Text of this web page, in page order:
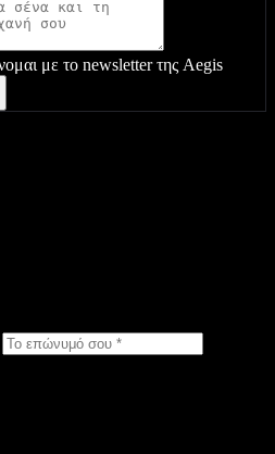
με το newsletter της Aegis